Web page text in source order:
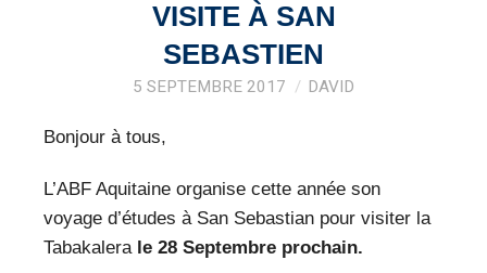
ACTIVITÉS DU
GROUPE
AGENDA
VEILLE PRO
RESSOURCES
VISITE À SAN
SEBASTIEN
5 SEPTEMBRE 2017 DAVID
Bonjour à tous,
L’ABF Aquitaine organise cette année son
voyage d’études à San Sebastian pour visiter la
Tabakalera le 28 Septembre prochain.